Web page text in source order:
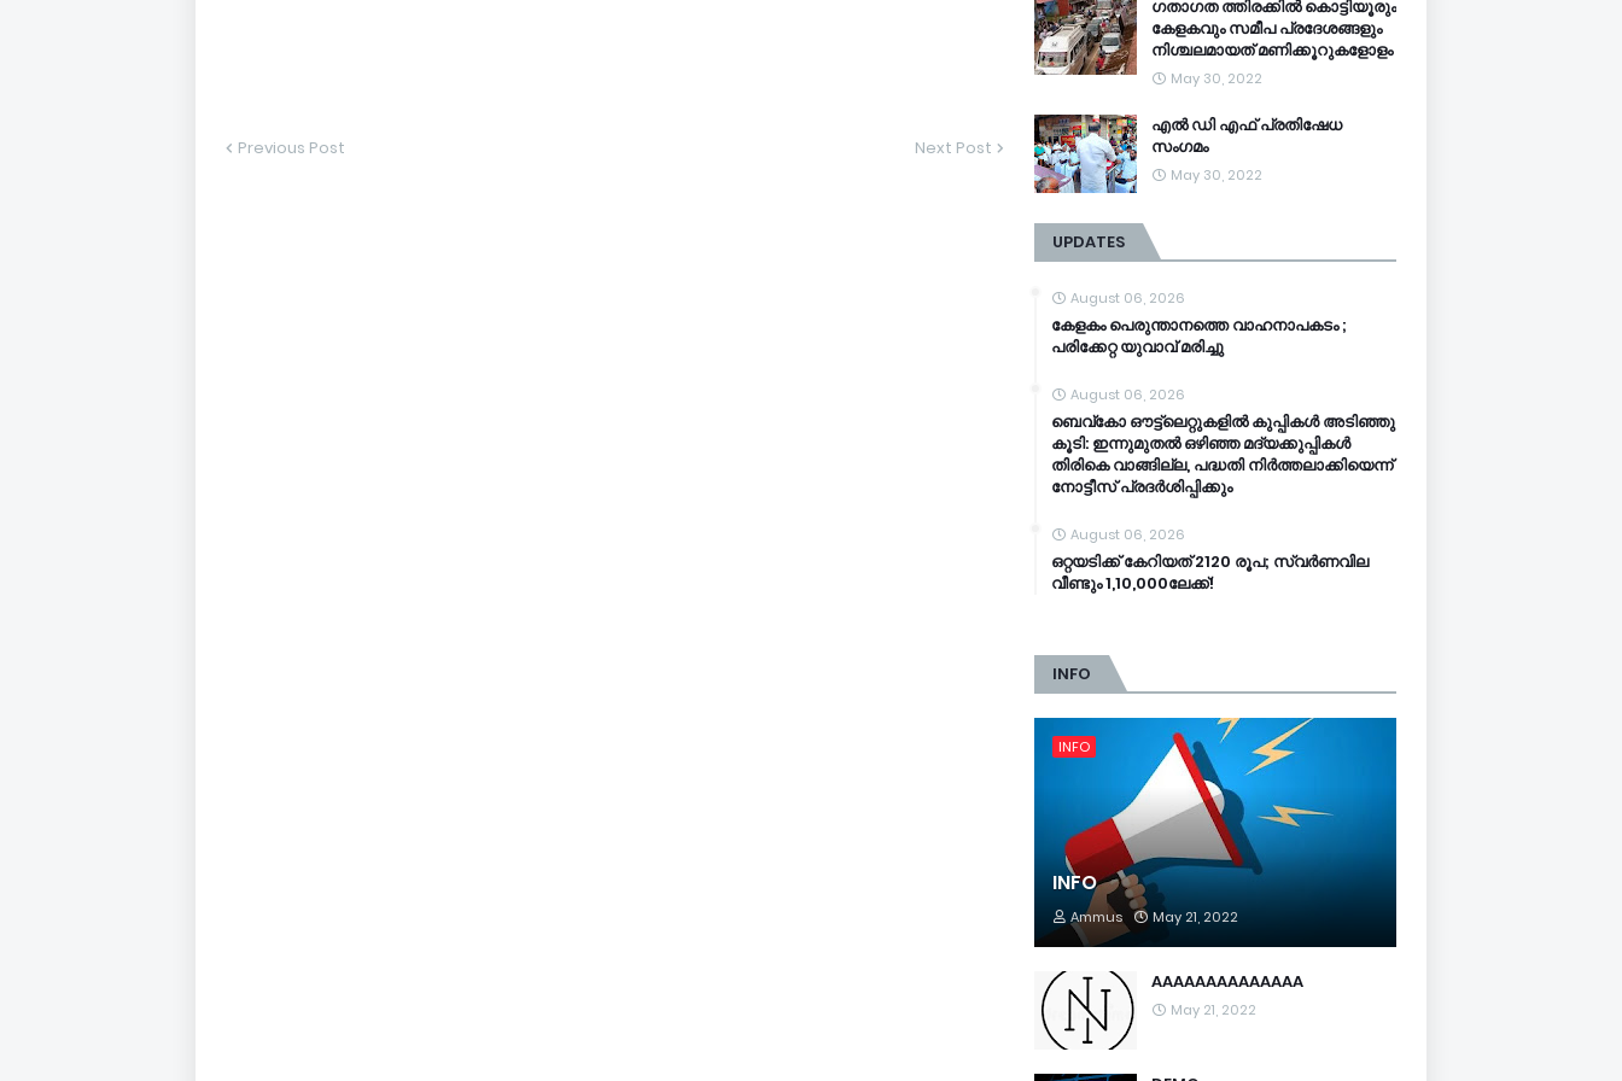
Previous Post Next Post
ഗതാഗത ത്തിരക്കിൽ കൊട്ടിയൂരും
കേളകവും സമീപ പ്രദേശങ്ങളും
നിശ്ചലമായത് മണിക്കൂറുകളോളം
May 30, 2022
എൽ ഡി എഫ് പ്രതിഷേധ
സംഗമം
May 30, 2022
UPDATES
August 06, 2026
കേളകം പെരുന്താനത്തെ വാഹനാപകടം ;
പരിക്കേറ്റ യുവാവ് മരിച്ചു
August 06, 2026
ബെവ്‌കോ ഔട്ട്‌ലെറ്റുകളില്‍ കുപ്പികള്‍ അടിഞ്ഞു
കൂടി: ഇന്നുമുതല്‍ ഒഴിഞ്ഞ മദ്യക്കുപ്പികള്‍
തിരികെ വാങ്ങില്ല, പദ്ധതി നിര്‍ത്തലാക്കിയെന്ന്
നോട്ടീസ് പ്രദര്‍ശിപ്പിക്കും
August 06, 2026
ഒറ്റയടിക്ക് കേറിയത് 2120 രൂപ; സ്വര്‍ണവില
വീണ്ടും 1,10,000ലേക്ക്!
INFO
INFO
INFO
Ammus May 21, 2022
AAAAAAAAAAAAAA
May 21, 2022